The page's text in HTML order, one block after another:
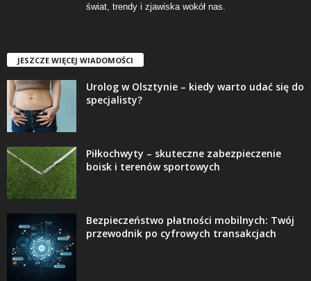
świat, trendy i zjawiska wokół nas.
JESZCZE WIĘCEJ WIADOMOŚCI
Urolog w Olsztynie – kiedy warto udać się do
specjalisty?
Piłkochwyty – skuteczne zabezpieczenie
boisk i terenów sportowych
Bezpieczeństwo płatności mobilnych: Twój
przewodnik po cyfrowych transakcjach